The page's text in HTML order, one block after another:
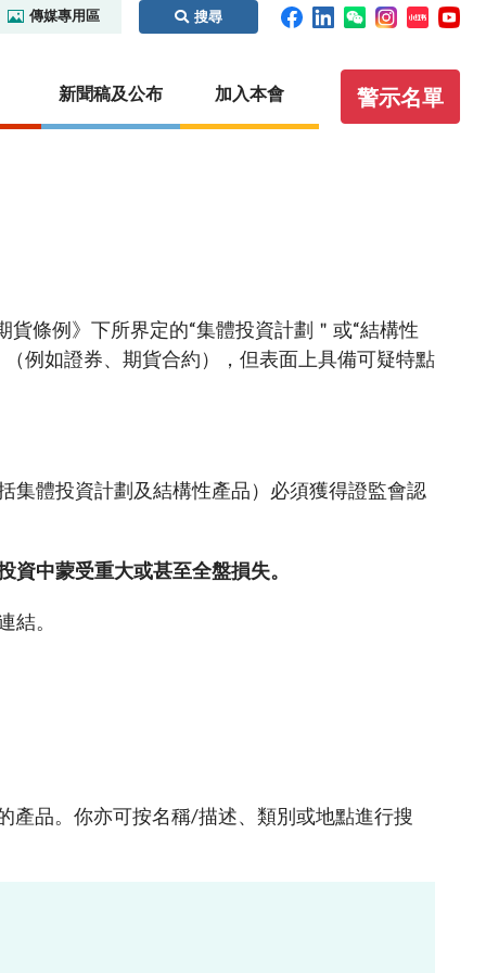
傳媒專用區 搜尋
新聞稿及公布 加入本會 警示名單
本地
國際事務
保密條文
執法行動
諮詢文件
虛擬資產交易平台營運者
虛擬資產諮詢小組
有關無紙證券市場的常見問題
無紙證券市場的法例、守則及指引
條例》下所界定的“集體投資計劃＂或“結構性
例如證券、期貨合約），但表面上具備可疑特點
集體投資計劃及結構性產品）必須獲得證監會認
中蒙受重大或甚至全盤損失。
結。
產品。你亦可按名稱/描述、類別或地點進行搜